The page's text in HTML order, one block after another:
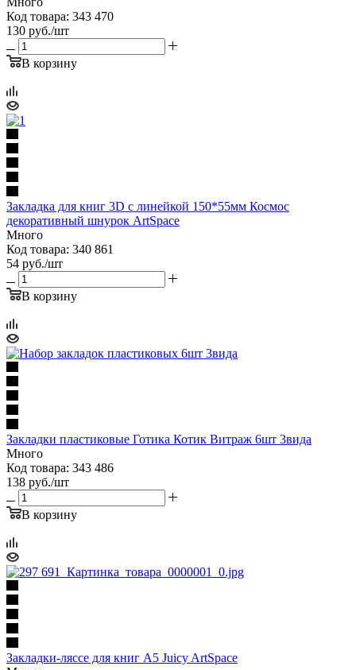
Код товара: 343 470
130 руб./шт
В корзину
Закладка для книг 3D с линейкой 150*55мм Космос
декоративный шнурок ArtSpace
Много
Код товара: 340 861
54 руб./шт
В корзину
Закладки пластиковые Готика Котик Витраж 6шт 3вида
Много
Код товара: 343 486
138 руб./шт
В корзину
Закладки-ляссе для книг А5 Juicy ArtSpace